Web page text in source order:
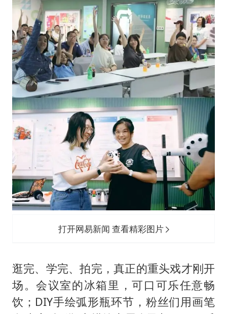
打开网易新闻 查看精彩图片
逛完、学完、拍完，真正的重头戏才刚开
场。会议室的冰箱里，可口可乐任意畅
饮；DIY手绘弧形瓶环节，粉丝们用画笔